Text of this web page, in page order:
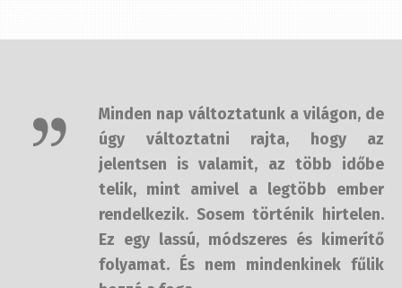
de úgy változtatni rajta, hogy az
jelentsen is valamit, az több időbe
telik, mint amivel a legtöbb ember
rendelkezik. Sosem történik
hirtelen. Ez egy lassú, módszeres és
kimerítő folyamat. És nem
mindenkinek fűlik hozzá a foga.